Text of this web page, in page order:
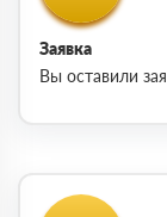
Заявка
Вы оставили